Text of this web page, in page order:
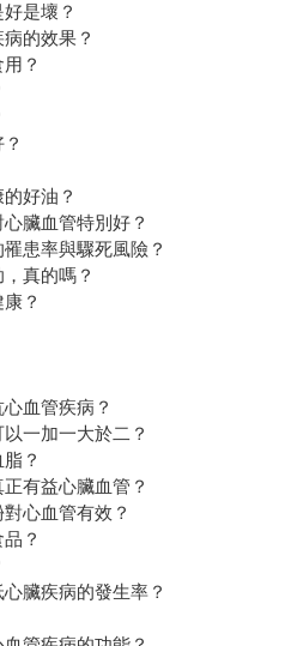
是壞？
的效果？
？
好油？
臟血管特別好？
患率與驟死風險？
真的嗎？
？
血管疾病？
一加一大於二？
？
有益心臟血管？
心血管有效？
？
臟疾病的發生率？